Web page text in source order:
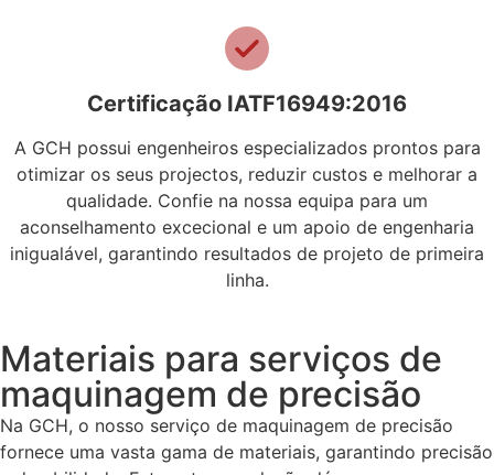
Certificação IATF16949:2016
A GCH possui engenheiros especializados prontos para
otimizar os seus projectos, reduzir custos e melhorar a
qualidade. Confie na nossa equipa para um
aconselhamento excecional e um apoio de engenharia
inigualável, garantindo resultados de projeto de primeira
linha.
Materiais para serviços de
maquinagem de precisão
Na GCH, o nosso serviço de maquinagem de precisão
fornece uma vasta gama de materiais, garantindo precisão